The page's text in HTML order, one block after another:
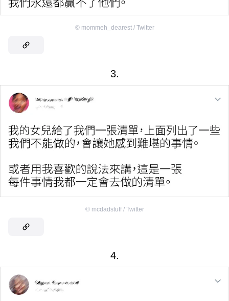
© mommeh_dearest / Twitter
3.
© mcdadstuff / Twitter
4.